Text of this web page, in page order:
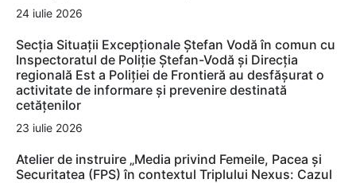
24 iulie 2026
Secția Situații Excepționale Ștefan Vodă în comun cu
Inspectoratul de Poliție Ștefan-Vodă și Direcția
regională Est a Poliției de Frontieră au desfășurat o
activitate de informare și prevenire destinată
cetățenilor
23 iulie 2026
Atelier de instruire „Media privind Femeile, Pacea și
Securitatea (FPS) în contextul Triplului Nexus: Cazul